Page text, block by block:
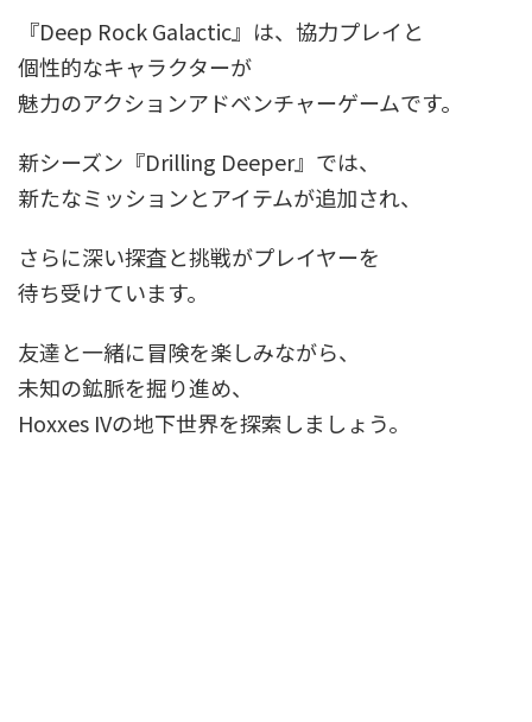
『Deep Rock Galactic』は、協力プレイと
個性的なキャラクターが
魅力のアクションアドベンチャーゲームです。
新シーズン『Drilling Deeper』では、
新たなミッションとアイテムが追加され、
さらに深い探査と挑戦がプレイヤーを
待ち受けています。
友達と一緒に冒険を楽しみながら、
未知の鉱脈を掘り進め、
Hoxxes IVの地下世界を探索しましょう。